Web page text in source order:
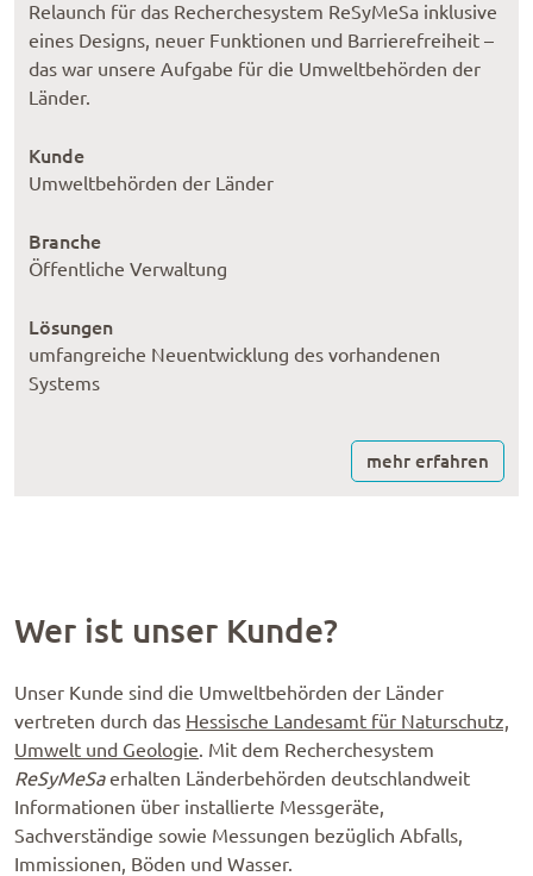
Relaunch für das Recherchesystem ReSyMeSa inklusive
eines Designs, neuer Funktionen und Barrierefreiheit –
das war unsere Aufgabe für die Umweltbehörden der
Länder.
Kunde
Umweltbehörden der Länder
Branche
Öffentliche Verwaltung
Lösungen
umfangreiche Neuentwicklung des vorhandenen
Systems
mehr erfahren
Wer ist unser Kunde?
Unser Kunde sind die Umweltbehörden der Länder
vertreten durch das Hessische Landesamt für Naturschutz,
Umwelt und Geologie. Mit dem Recherchesystem
ReSyMeSaerhalten Länderbehörden deutschlandweit
Informationen über installierte Messgeräte,
Sachverständige sowie Messungen bezüglich Abfalls,
Immissionen, Böden und Wasser.